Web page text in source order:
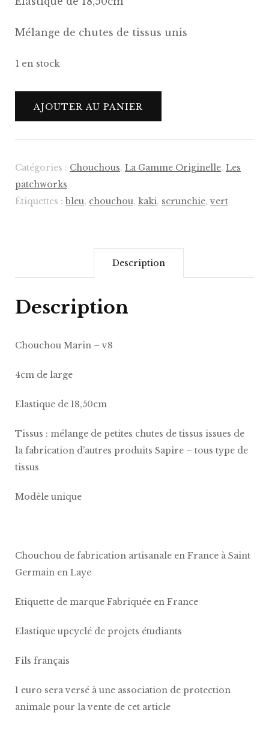
Mélange de chutes de tissus unis
1 en stock
quantité
Marin
AJOUTER AU PANIER
Catégories : Chouchous, La Gamme Originelle, Les
patchworks
Étiquettes : bleu, chouchou, kaki, scrunchie,vert
Description
Description
Chouchou Marin – v8
4cm de large
Elastique de 18,50cm
Tissus : mélange de petites chutes de tissus issues de
la fabrication d’autres produits Sapire – tous type de
tissus
Modèle unique
Chouchou de fabrication artisanale en France à Saint
Germain en Laye
Etiquette de marque Fabriquée en France
Elastique upcyclé de projets étudiants
Fils français
1 euro sera versé à une association de protection
animale pour la vente de cet article